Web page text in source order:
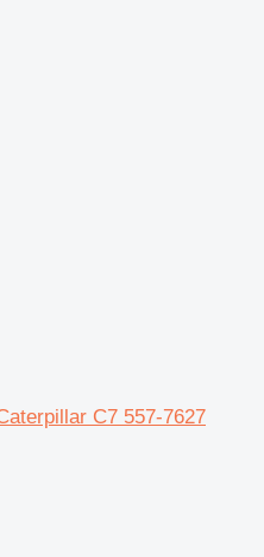
C7 557-7627